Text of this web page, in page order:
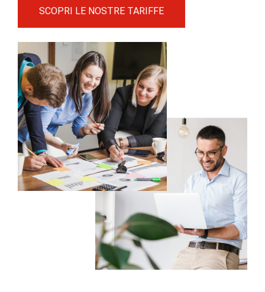
SCOPRI LE NOSTRE TARIFFE